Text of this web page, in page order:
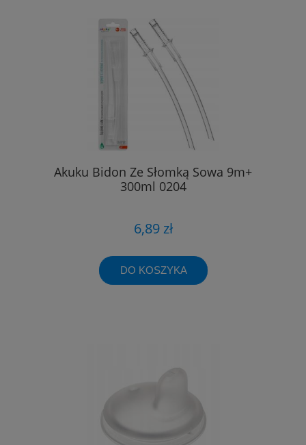
Akuku Bidon Ze Słomką Sowa 9m+
300ml 0204
6,89 zł
DO KOSZYKA